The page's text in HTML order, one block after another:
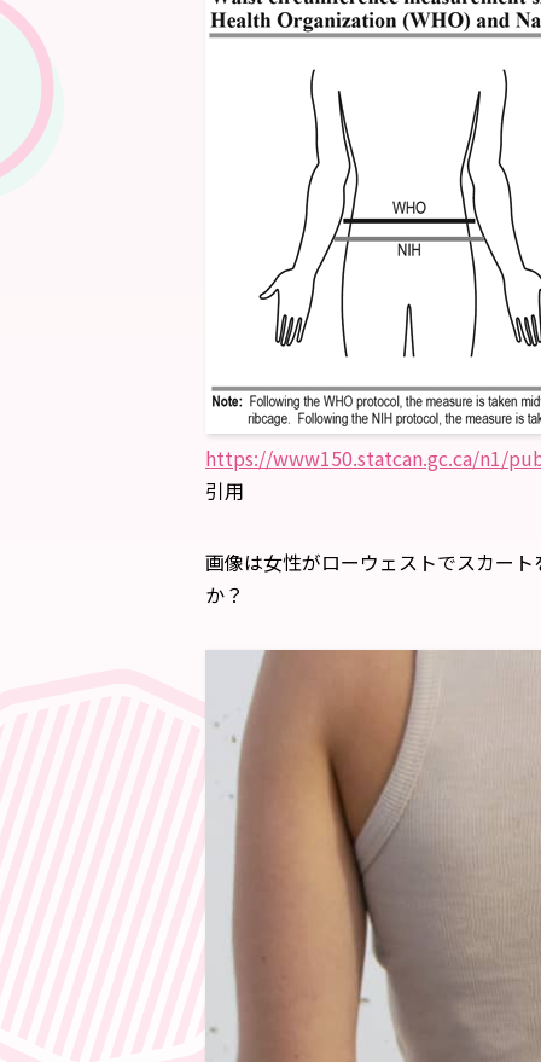
https://www150.statcan.gc.ca/n1/
引用
画像は女性がローウェストでスカー
か？